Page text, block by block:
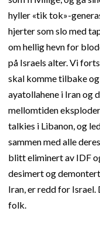
hyller «tik tok»-
hjerter som slo med
om hellig hevn for
på Israels alter. Vi
skal komme tilbake og
ayatollahene i Iran og
mellomtiden
talkies i Libanon, og
sammen med alle
blitt eliminert av IDF
desimert og
Iran, er redd for
folk.